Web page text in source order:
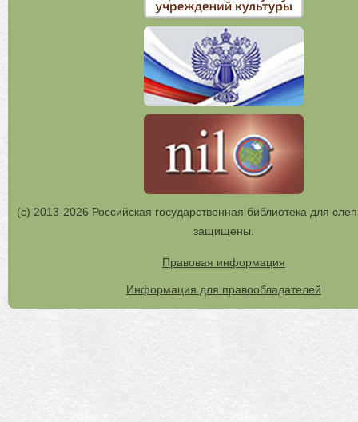
(с) 2013-2026 Российская государственная библиотека для
защищены.
Правовая информация
Информация для правообладателей